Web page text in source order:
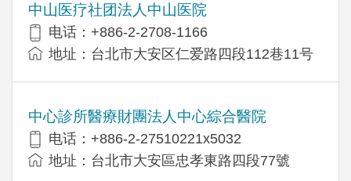
中山医疗社团法人中山医院
电话：+886-2-2708-1166
地址：台北市大安区仁爱路四段112巷11号
中心診所醫療財團法人中心綜合醫院
电话：+886-2-27510221x5032
地址：台北市大安區忠孝東路四段77號